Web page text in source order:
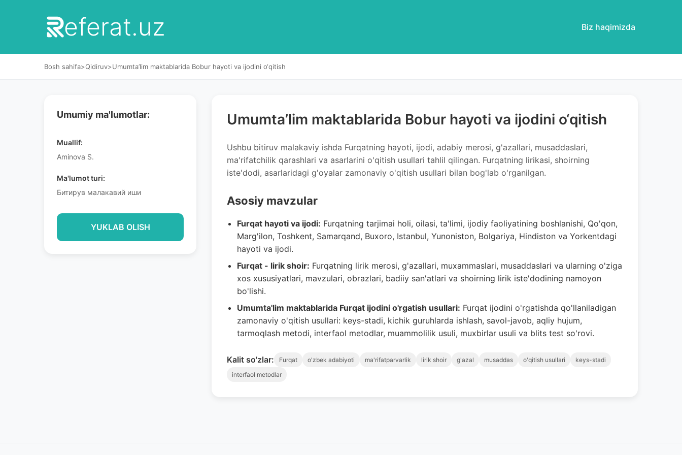
eferat.uz Biz haqimizda
Bosh sahifa>Qidiruv>Umumta’lim maktablarida Bobur hayoti va ijodini o‘qitish
Umumiy ma'lumotlar:
Muallif:
Aminova S.
Ma'lumot turi:
Битирув малакавий иши
YUKLAB OLISH
Umumta’lim maktablarida Bobur hayoti va ijodini o‘qitish
Ushbu bitiruv malakaviy ishda Furqatning hayoti, ijodi, adabiy merosi, g'azallari, musaddaslari,
ma'rifatchilik qarashlari va asarlarini o'qitish usullari tahlil qilingan. Furqatning lirikasi, shoirning
iste'dodi, asarlaridagi g'oyalar zamonaviy o'qitish usullari bilan bog'lab o'rganilgan.
Asosiy mavzular
Furqat hayoti va ijodi: Furqatning tarjimai holi, oilasi, ta'limi, ijodiy faoliyatining boshlanishi, Qo'qon,
Marg'ilon, Toshkent, Samarqand, Buxoro, Istanbul, Yunoniston, Bolgariya, Hindiston va Yorkentdagi
hayoti va ijodi.
Furqat - lirik shoir: Furqatning lirik merosi, g'azallari, muxammaslari, musaddaslari va ularning o'ziga
xos xususiyatlari, mavzulari, obrazlari, badiiy san'atlari va shoirning lirik iste'dodining namoyon
bo'lishi.
Umumta'lim maktablarida Furqat ijodini o'rgatish usullari: Furqat ijodini o'rgatishda qo'llaniladigan
zamonaviy o'qitish usullari: keys-stadi, kichik guruhlarda ishlash, savol-javob, aqliy hujum,
tarmoqlash metodi, interfaol metodlar, muammolilik usuli, muxbirlar usuli va blits test so'rovi.
Kalit so'zlar: Furqat o'zbek adabiyoti ma'rifatparvarlik lirik shoir g'azal musaddas o'qitish usullari
keys-stadi
interfaol metodlar